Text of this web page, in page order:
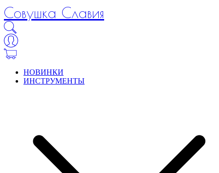
Совушка Славия
НОВИНКИ
ИНСТРУМЕНТЫ